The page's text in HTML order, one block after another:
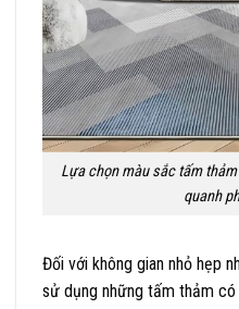
Lựa chọn màu sắc tấm
quanh
Đối với không gian nhỏ hẹp
sử dụng những tấm thảm có